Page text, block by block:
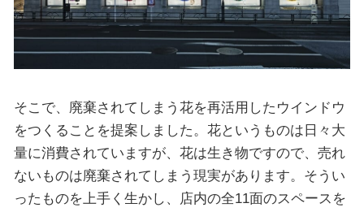
そこで、廃棄されてしまう花を再活用したウインドウ
をつくることを提案しました。花というものは日々大
量に消費されていますが、花は生き物ですので、売れ
ないものは廃棄されてしまう現実があります。そうい
ったものを上手く生かし、店内の全11面のスペースを